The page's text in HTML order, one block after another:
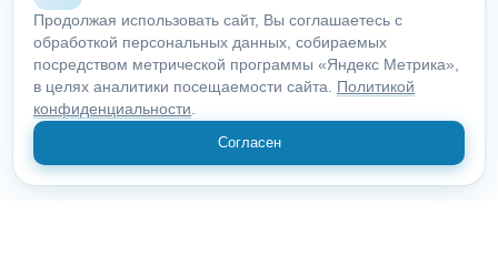
Продолжая использовать сайт, Вы соглашаетесь с
обработкой персональных данных, собираемых
посредством метрической программы «Яндекс Метрика»,
в целях аналитики посещаемости сайта. Политикой
конфиденциальности.
Согласен